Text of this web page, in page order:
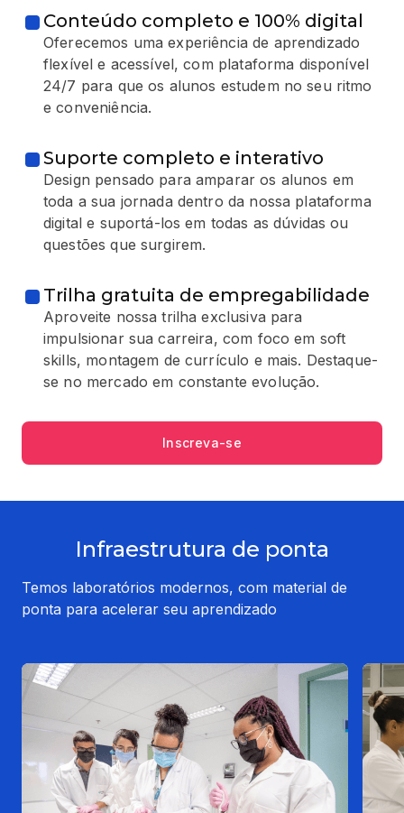
Conteúdo completo e 100% digital
Oferecemos uma experiência de aprendizado
flexível e acessível, com plataforma disponível
24/7 para que os alunos estudem no seu ritmo
e conveniência.
Suporte completo e interativo
Design pensado para amparar os alunos em
toda a sua jornada dentro da nossa plataforma
digital e suportá-los em todas as dúvidas ou
questões que surgirem.
Trilha gratuita de empregabilidade
Aproveite nossa trilha exclusiva para
impulsionar sua carreira, com foco em soft
skills, montagem de currículo e mais. Destaque-
se no mercado em constante evolução.
Inscreva-se
Infraestrutura de ponta
Temos laboratórios modernos, com material de
ponta para acelerar seu aprendizado